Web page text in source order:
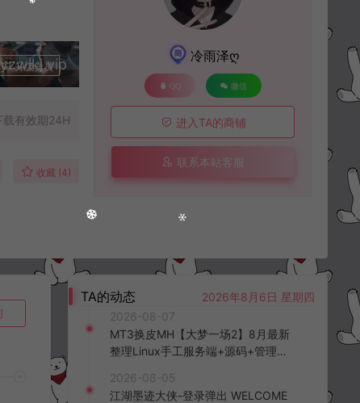
升级会员
载有效期24H
收藏 (4)
冷雨泽ღ
QQ 微信
进入TA的商铺
联系本站客服
TA的动态
2026年8月6日 星期四
2026-08-07
MT3换皮MH【大梦一场2】8月最新
整理Linux手工服务端+源码+管理后
频教程
2026-08-05
江湖墨迹大侠-登录弹出 WELCOME